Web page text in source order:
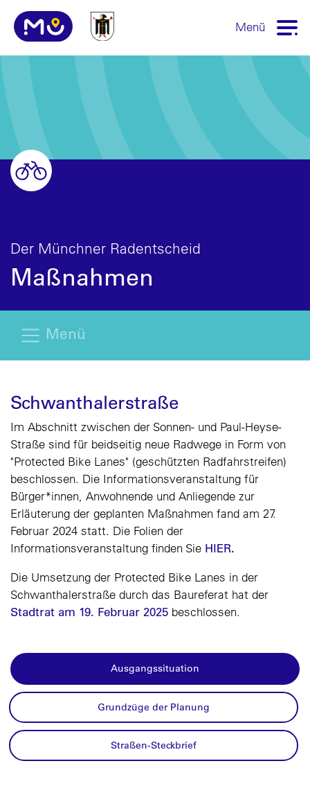
Menü
Der Münchner Radentscheid
Maßnahmen
Menü
Schwanthalerstraße
Im Abschnitt zwischen der Sonnen- und Paul-Heyse-
Straße sind für beidseitig neue Radwege in Form von
"Protected Bike Lanes" (geschützten Radfahrstreifen)
beschlossen. Die Informationsveranstaltung für
Bürger*innen, Anwohnende und Anliegende zur
Erläuterung der geplanten Maßnahmen fand am 27.
Februar 2024 statt. Die Folien der
Informationsveranstaltung finden Sie HIER.
Die Umsetzung der Protected Bike Lanes in der
Schwanthalerstraße durch das Baureferat hat der
Stadtrat am 19. Februar 2025 beschlossen.
Ausgangssituation
Grundzüge der Planung
Straßen-Steckbrief